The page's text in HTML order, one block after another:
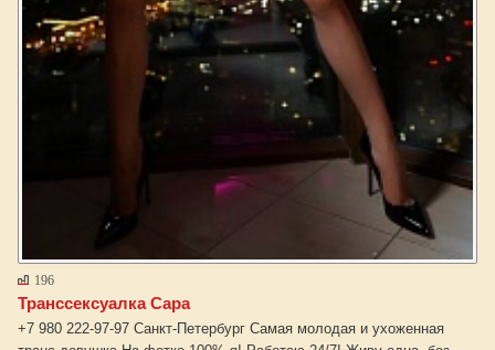
196
Транссексуалка Сара
+7 980 222-97-97 Санкт-Петербург Самая молодая и ухоженная